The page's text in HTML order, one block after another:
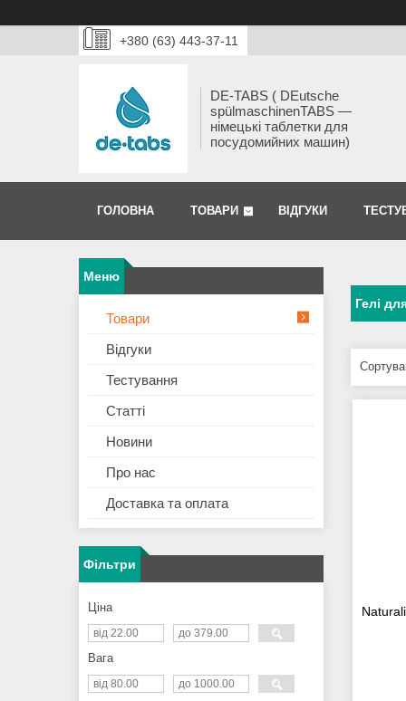
+380 (63) 443-37-11
DE-TABS ( DEutsche
spülmaschinenTABS ―
німецькі таблетки для
посудомийних машин)
ГОЛОВНА ТОВАРИ ВІДГУКИ
Гелі
Товари
Відгуки
Тестування
Статті
Новини
Про нас
Доставка та оплата
Фільтри
Ціна
Вага